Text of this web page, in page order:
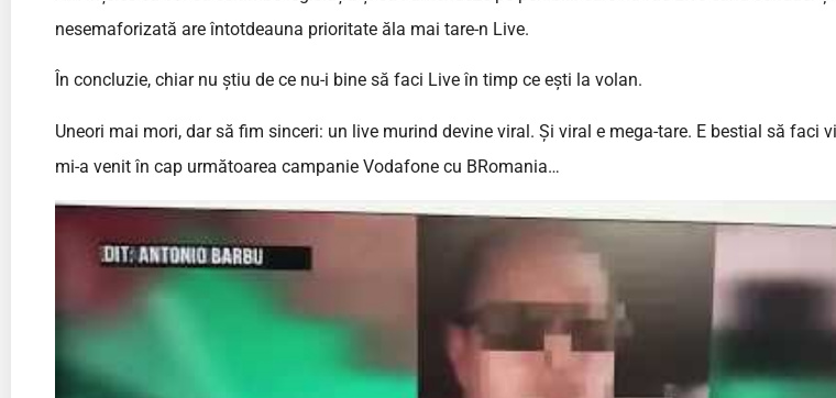
nesemaforizată are întotdeauna prioritate ăla mai tare-n Live.
În concluzie, chiar nu știu de ce nu-i bine să faci Live în timp ce ești la volan.
Uneori mai mori, dar să fim sinceri: un live murind devine viral. Și viral e mega-tare. E bestial să faci
mi-a venit în cap următoarea campanie Vodafone cu BRomania…